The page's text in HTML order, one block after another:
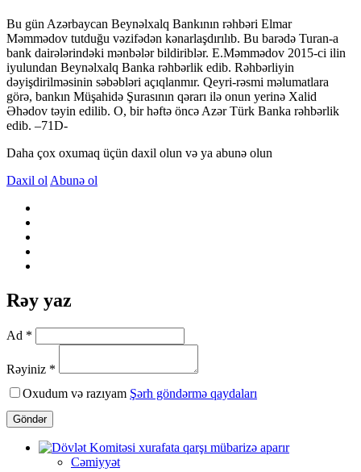
Bu gün Azərbaycan Beynəlxalq Bankının rəhbəri Elmar
Məmmədov tutduğu vəzifədən kənarlaşdırılıb. Bu barədə Turan-a
bank dairələrindəki mənbələr bildiriblər. E.Məmmədov 2015-ci ilin
iyulundan Beynəlxalq Banka rəhbərlik edib. Rəhbərliyin
dəyişdirilməsinin səbəbləri açıqlanmır. Qeyri-rəsmi məlumatlara
görə, bankın Müşahidə Şurasının qərarı ilə onun yerinə Xalid
Əhədov təyin edilib. O, bir həftə öncə Azər Türk Banka rəhbərlik
edib. –71D-
Daha çox oxumaq üçün daxil olun və ya abunə olun
Daxil ol Abunə ol
Rəy yaz
Ad *
Rəyiniz *
Oxudum və razıyam Şərh göndərmə qaydaları
Göndər
Cəmiyyət